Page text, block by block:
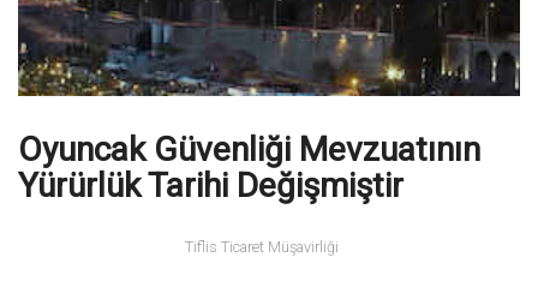
Oyuncak Güvenliği Mevzuatının
Yürürlük Tarihi Değişmiştir
Tiflis Ticaret Müşavirliği